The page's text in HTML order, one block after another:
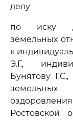
делу
по иску
земельных
к
Э.Г.,
Бунятову
Ростовской